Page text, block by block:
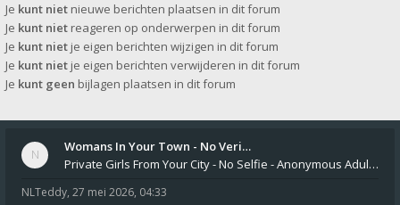
Je kunt niet nieuwe berichten plaatsen in dit forum
Je kunt niet reageren op onderwerpen in dit forum
Je kunt niet je eigen berichten wijzigen in dit forum
Je kunt niet je eigen berichten verwijderen in dit forum
Je kunt geen bijlagen plaatsen in dit forum
Womans In Your Town - No Veri…
Private Girls From Your City - No Selfie - Anonymous Adult Dating https://privatedates.live Private Girls In Your
NLTeddy, 27 mei 2026, 04:33